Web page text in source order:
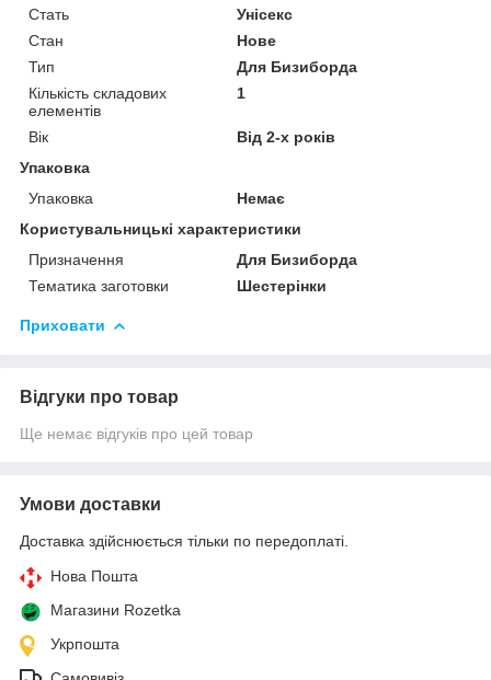
Стать
Унісекс
Стан
Нове
Тип
Для Бизиборда
Кількість складових
елементів
1
Вік
Від 2-х років
Упаковка
Упаковка
Немає
Користувальницькі характеристики
Призначення
Для Бизиборда
Тематика заготовки
Шестерінки
Приховати
Відгуки про товар
Ще немає відгуків про цей товар
Умови доставки
Доставка здійснюється тільки по передоплаті.
Нова Пошта
Магазини Rozetka
Укрпошта